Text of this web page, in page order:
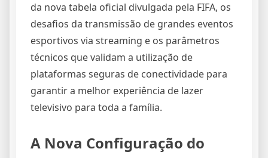
da nova tabela oficial divulgada pela FIFA, os
desafios da transmissão de grandes eventos
esportivos via streaming e os parâmetros
técnicos que validam a utilização de
plataformas seguras de conectividade para
garantir a melhor experiência de lazer
televisivo para toda a família.
A Nova Configuração do